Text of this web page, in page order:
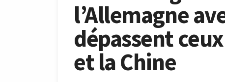
l’Allemagne
dépassent
et la Chine